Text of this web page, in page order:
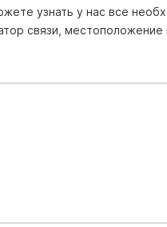
узнать у нас все
связи, местоположение